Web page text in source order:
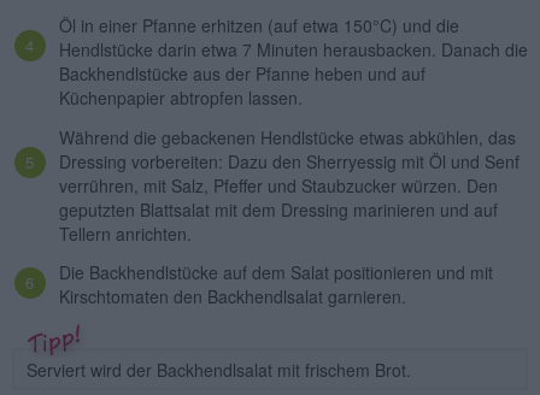
Öl in einer Pfanne erhitzen (auf etwa 150°C) und die
Hendlstücke darin etwa 7 Minuten herausbacken. Danach die
Backhendlstücke aus der Pfanne heben und auf
Küchenpapier abtropfen lassen.
Während die gebackenen Hendlstücke etwas abkühlen, das
Dressing vorbereiten: Dazu den Sherryessig mit Öl und Senf
verrühren, mit Salz, Pfeffer und Staubzucker würzen. Den
geputzten Blattsalat mit dem Dressing marinieren und auf
Tellern anrichten.
Die Backhendlstücke auf dem Salat positionieren und mit
Kirschtomaten den Backhendlsalat garnieren.
Serviert wird der Backhendlsalat mit frischem Brot.